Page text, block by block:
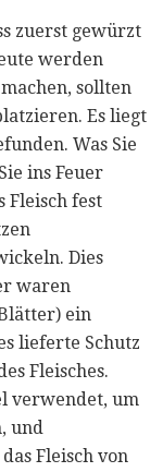
zuerst gewürzt
werden
sollten
Es liegt
Was Sie
ins Feuer
Fleisch fest
Dies
waren
ein
lieferte Schutz
Fleisches.
verwendet, um
und
Fleisch von